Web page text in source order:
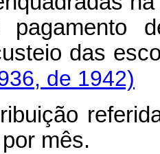
pagamento
das
de 1942)
mês.